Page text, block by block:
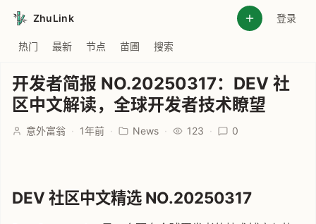
ZhuLink 登录
热门 最新 节点 苗圃 搜索
开发者简报 NO.20250317：DEV 社
区中文解读，全球开发者技术瞭望
意外富翁 · 1年前 · News · 123 · 0
DEV 社区中文精选 NO.20250317